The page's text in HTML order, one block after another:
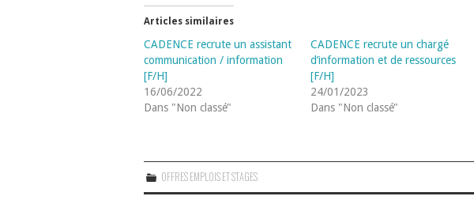
Articles similaires
CADENCE recrute un assistant
communication / information
[F/H]
16/06/2022
Dans "Non classé"
CADENCE recrute un chargé
d’information et de ressources
[F/H]
24/01/2023
Dans "Non classé"
OFFRES EMPLOIS ET STAGES